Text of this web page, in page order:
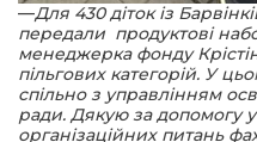
—Для 430 діток із
передали продуктові
менеджерка фонду
пільгових категорій. У
спільно з управлінням
ради. Дякую за допомогу
організаційних питань